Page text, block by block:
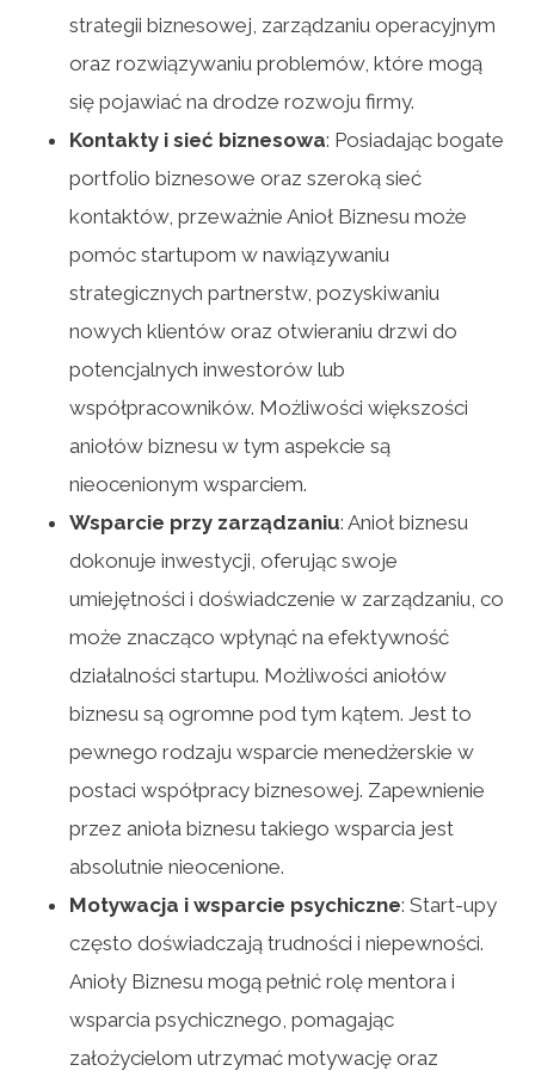
strategii biznesowej, zarządzaniu operacyjnym
oraz rozwiązywaniu problemów, które mogą
się pojawiać na drodze rozwoju firmy.
Kontakty i sieć biznesowa: Posiadając bogate
portfolio biznesowe oraz szeroką sieć
kontaktów, przeważnie Anioł Biznesu może
pomóc startupom w nawiązywaniu
strategicznych partnerstw, pozyskiwaniu
nowych klientów oraz otwieraniu drzwi do
potencjalnych inwestorów lub
współpracowników. Możliwości większości
aniołów biznesu w tym aspekcie są
nieocenionym wsparciem.
Wsparcie przy zarządzaniu: Anioł biznesu
dokonuje inwestycji, oferując swoje
umiejętności i doświadczenie w zarządzaniu, co
może znacząco wpłynąć na efektywność
działalności startupu. Możliwości aniołów
biznesu są ogromne pod tym kątem. Jest to
pewnego rodzaju wsparcie menedżerskie w
postaci współpracy biznesowej. Zapewnienie
przez anioła biznesu takiego wsparcia jest
absolutnie nieocenione.
Motywacja i wsparcie psychiczne: Start-upy
często doświadczają trudności i niepewności.
Anioły Biznesu mogą pełnić rolę mentora i
wsparcia psychicznego, pomagając
założycielom utrzymać motywację oraz